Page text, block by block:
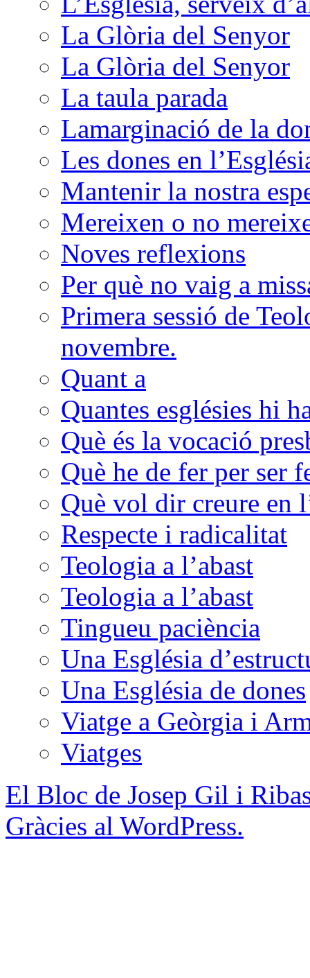
La Glòria del Senyor
La Glòria del Senyor
La taula parada
Lamarginació de la
Les dones en
Mantenir la nostra
Mereixen o no
Noves reflexions
Per què no vaig a
Primera sessió de
novembre.
Quant a
Quantes esglésies hi
Què és la vocació
Què he de fer per ser
Què vol dir creure en
Respecte i radicalitat
Teologia a l’abast
Teologia a l’abast
Tingueu paciència
Una Església
Una Església de dones
Viatge a Geòrgia i
Viatges
El Bloc de Josep Gil i
Gràcies al WordPress.